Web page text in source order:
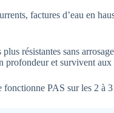
factures d’eau en
plus résistantes sans
profondeur et survivent
PAS sur les 2 à